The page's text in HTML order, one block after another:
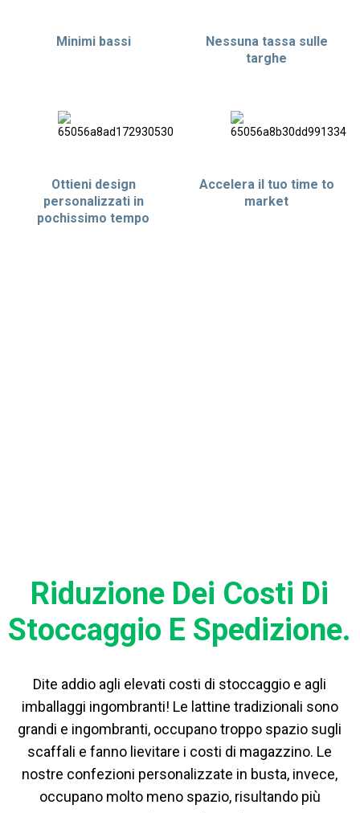
Minimi bassi
Nessuna tassa sulle
targhe
Ottieni design
personalizzati in
pochissimo tempo
Accelera il tuo time to
market
Riduzione Dei Costi Di
Stoccaggio E Spedizione.
Dite addio agli elevati costi di stoccaggio e agli
imballaggi ingombranti! Le lattine tradizionali sono
grandi e ingombranti, occupano troppo spazio sugli
scaffali e fanno lievitare i costi di magazzino. Le
nostre confezioni personalizzate in busta, invece,
occupano molto meno spazio, risultando più